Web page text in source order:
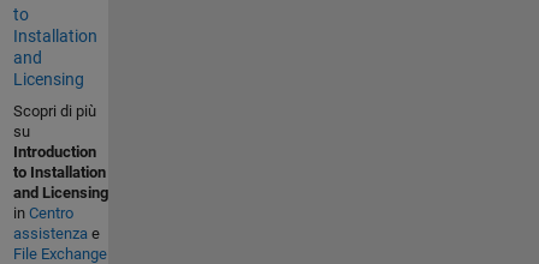
to
Installation
and
Licensing
Scopri di più
su
Introduction
to Installation
and Licensing
in Centro
assistenza e
File Exchange